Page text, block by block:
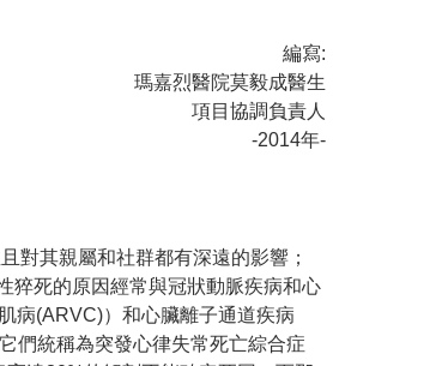
編寫:
瑪嘉烈醫院莫毅成醫生
項目協調負責人
-2014年-
對其親屬和社群都有深遠的影響；
猝死的原因經常與冠狀動脈疾病和心
病(ARVC)）和心臟離子通道疾病
們統稱為突發心律失常死亡綜合症